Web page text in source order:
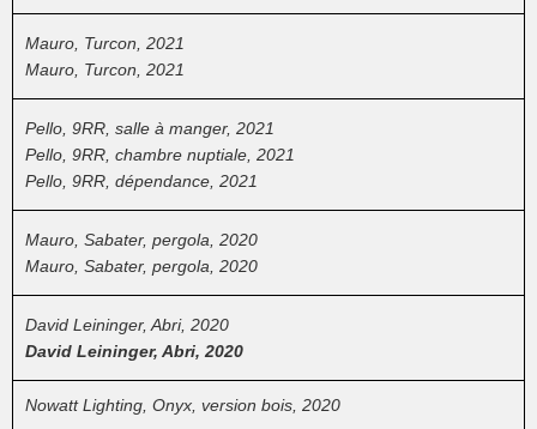
Mauro, Turcon, 2021
Mauro, Turcon, 2021
Pello, 9RR, salle à manger, 2021
Pello, 9RR, chambre nuptiale, 2021
Pello, 9RR, dépendance, 2021
Mauro, Sabater, pergola, 2020
Mauro, Sabater, pergola, 2020
David Leininger, Abri, 2020
David Leininger, Abri, 2020
Nowatt Lighting, Onyx, version bois, 2020